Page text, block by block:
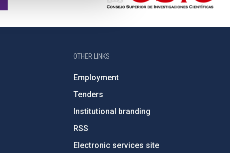
OTHER LINKS
Employment
Tenders
Institutional branding
RSS
Electronic services site